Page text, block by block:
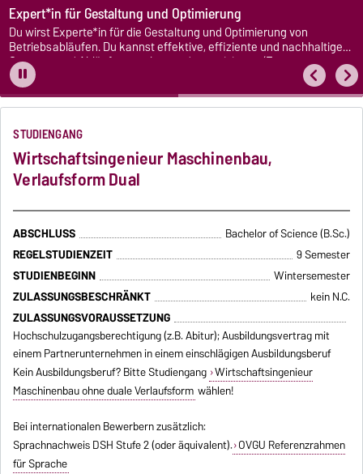
Expert*in für Gestaltung und Optimierung
Du wirst Experte*in für die Gestaltung und Optimierung von
Betriebsabläufen. Du kannst effektive, effiziente und nachhaltige
Systeme und Abläufe gestalten und organisieren. (Foto:
Gorodenkoff / Shutterstock)
STUDIENGANG
Wirtschaftsingenieur Maschinenbau,
Verlaufsform Dual
ABSCHLUSS
Bachelor of Science (B.Sc.)
REGELSTUDIENZEIT
9 Semester
STUDIENBEGINN
Wintersemester
ZULASSUNGSBESCHRÄNKT
kein N.C.
ZULASSUNGSVORAUSSETZUNG
Hochschulzugangsberechtigung (z.B. Abitur); Ausbildungsvertrag mit
einem Partnerunternehmen in einem einschlägigen Ausbildungsberuf
Kein Ausbildungsberuf? Bitte Studiengang Wirtschaftsingenieur
Maschinenbau ohne duale Verlaufsform wählen!
Bei internationalen Bewerbern zusätzlich:
Sprachnachweis DSH Stufe 2 (oder äquivalent). OVGU Referenzrahmen
für Sprache